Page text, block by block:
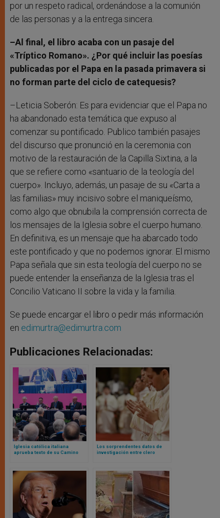
por un respeto radical, ordenándose a la comunión
de las personas y a la entrega sincera.
–Al final, el libro acaba con un pasaje del
«Tríptico Romano». ¿Por qué incluir las poesías
publicadas por el Papa en la pasada primavera si
no forman parte del ciclo de catequesis?
–Leticia Soberón: Es para evidenciar que el Papa no
ha abandonado esta temática que expuso al
comenzar su pontificado. Publico también pasajes
del discurso que pronunció en la ceremonia con
motivo de la restauración de la Capilla Sixtina, a la
que se refiere como «santuario de la teología del
cuerpo». Incluyo, además, un pasaje de su «Carta a
las familias» muy incisivo sobre el maniqueísmo,
como algo que obnubila la comprensión correcta de
los mensajes de la Iglesia sobre el cuerpo humano.
En definitiva, es un mensaje que ha abarcado todo
este pontificado y que no podemos ignorar. El mismo
Papa señala que sin esta teología del cuerpo no se
puede entender la enseñanza de la Iglesia tras el
Concilio Vaticano II sobre la vida y la familia.
Se puede encargar el libro o pedir más información
en edimurtra@edimurtra.com
Publicaciones Relacionadas:
Iglesia católica italiana
aprueba texto de su Camino
importante para el resto de la
Iglesia?
Los sorprendentes datos de
investigación entre clero